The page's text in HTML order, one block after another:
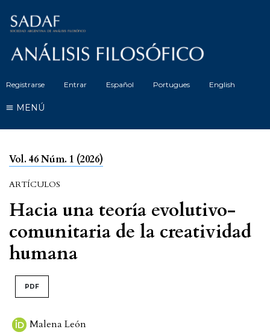
Registrarse Entrar Español Portugues English
MENÚ
Vol. 46 Núm. 1 (2026)
ARTÍCULOS
Hacia una teoría evolutivo-
comunitaria de la creatividad
humana
PDF
Malena León